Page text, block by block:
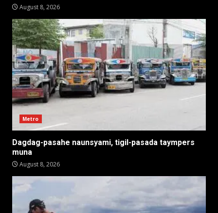
August 8, 2026
Metro
Dagdag-pasahe naunsyami, tigil-pasada taympers
muna
August 8, 2026